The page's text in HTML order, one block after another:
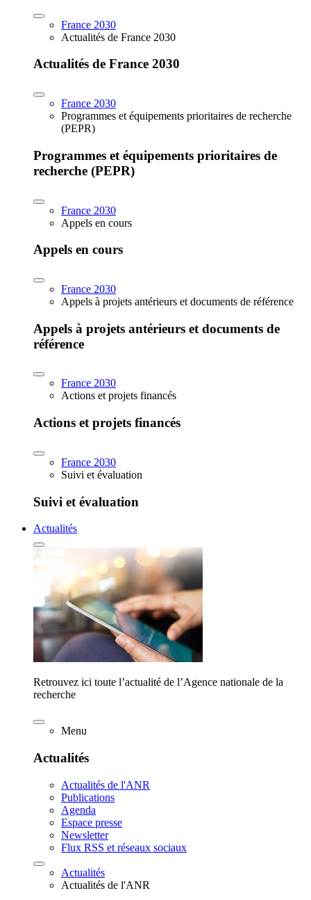
France 2030
Actualités de France 2030
Actualités de France 2030
France 2030
Programmes et équipements prioritaires de recherche
(PEPR)
Programmes et équipements prioritaires de
recherche (PEPR)
France 2030
Appels en cours
Appels en cours
France 2030
Appels à projets antérieurs et documents de référence
Appels à projets antérieurs et documents de
référence
France 2030
Actions et projets financés
Actions et projets financés
France 2030
Suivi et évaluation
Suivi et évaluation
Actualités
Retrouvez ici toute l’actualité de l’Agence nationale de la
recherche
Menu
Actualités
Actualités de l'ANR
Publications
Agenda
Espace presse
Newsletter
Flux RSS et réseaux sociaux
Actualités
Actualités de l'ANR